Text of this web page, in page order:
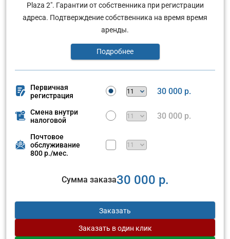
Plaza 2". Гарантии от собственника при регистрации
адреса. Подтверждение собственника на время время
аренды.
Подробнее
Первичная
регистрация
30 000 р.
Смена внутри
налоговой
30 000 р.
Почтовое
обслуживание
800 р./мес.
Сумма заказа30 000 р.
Заказать
Заказать в один клик